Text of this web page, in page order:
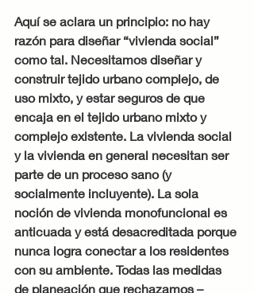
Aquí se aclara un principio: no hay
razón para diseñar “vivienda social”
como tal. Necesitamos diseñar y
construir tejido urbano complejo, de
uso mixto, y estar seguros de que
encaja en el tejido urbano mixto y
complejo existente. La vivienda social
y la vivienda en general necesitan ser
parte de un proceso sano (y
socialmente incluyente). La sola
noción de vivienda monofuncional es
anticuada y está desacreditada porque
nunca logra conectar a los residentes
con su ambiente. Todas las medidas
de planeación que rechazamos –